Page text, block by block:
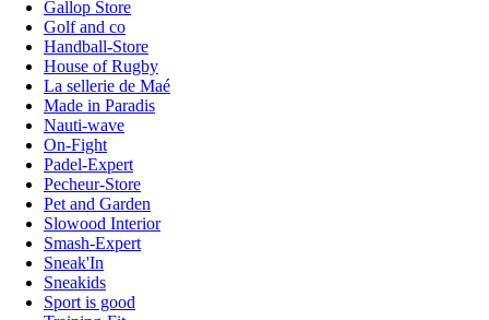
Gallop Store
Golf and co
Handball-Store
House of Rugby
La sellerie de Maé
Made in Paradis
Nauti-wave
On-Fight
Padel-Expert
Pecheur-Store
Pet and Garden
Slowood Interior
Smash-Expert
Sneak'In
Sneakids
Sport is good